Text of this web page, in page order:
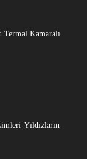
Termal Kamaralı
Yıldızların